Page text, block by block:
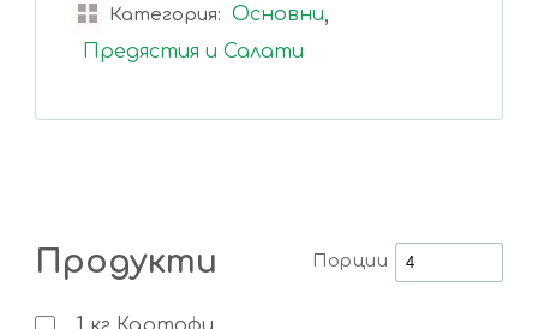
Категория: Основни,
Предястия и Салати
Продукти Порции